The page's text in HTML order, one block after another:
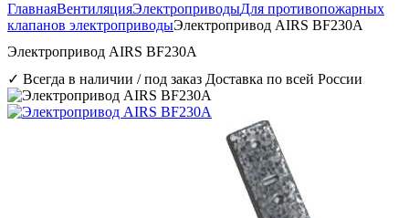
ГлавнаяВентиляцияЭлектроприводыДля противопожарных
клапанов электроприводыЭлектропривод AIRS BF230A
Электропривод AIRS BF230A
✓ Всегда в наличии / под заказ Доставка по всей России